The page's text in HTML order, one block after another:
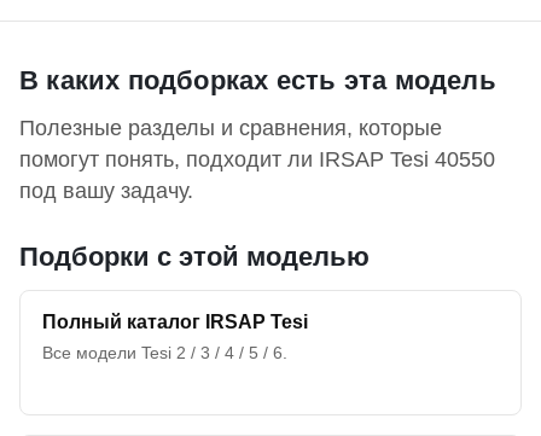
В каких подборках есть эта модель
Полезные разделы и сравнения, которые
помогут понять, подходит ли IRSAP Tesi 40550
под вашу задачу.
Подборки с этой моделью
Полный каталог IRSAP Tesi
Все модели Tesi 2 / 3 / 4 / 5 / 6.